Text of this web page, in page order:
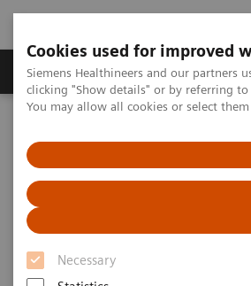
Cookies used for improved
Siemens Healthineers and our partners
clicking "Show details" or by referring
You may allow all cookies or select
Necessary
Продукты и решения
Nexaris
Nexaris Angio-CT